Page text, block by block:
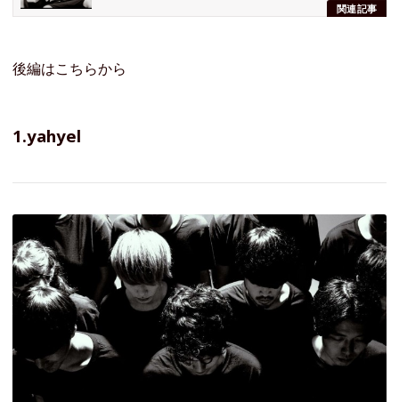
関連記事
後編はこちらから
1.yahyel